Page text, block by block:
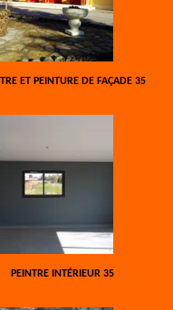
ET PEINTURE DE FAÇADE 35
PEINTRE INTÉRIEUR 35